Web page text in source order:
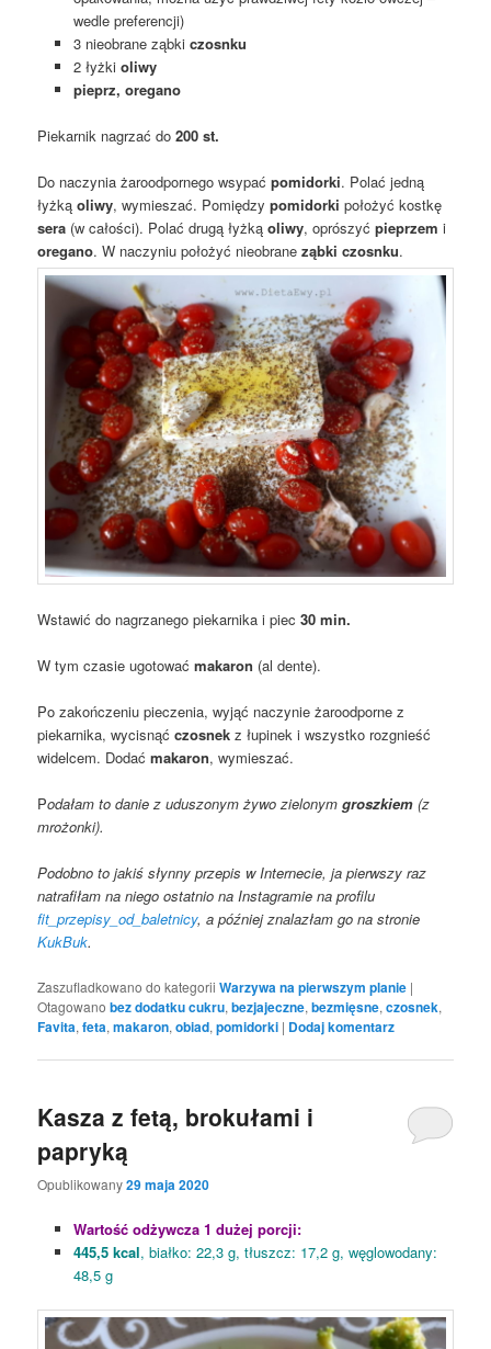
wedle preferencji)
3 nieobrane ząbki czosnku
2 łyżki oliwy
pieprz, oregano
Piekarnik nagrzać do200 st.
Do naczynia żaroodpornego wsypaćpomidorki. Polać jedną
łyżkąoliwy, wymieszać. Pomiędzy pomidorki położyć kostkę
sera (w całości). Polać drugą łyżkąoliwy, oprószyć pieprzem i
oregano. W naczyniu położyć nieobraneząbki czosnku.
Wstawić do nagrzanego piekarnika i piec30 min.
W tym czasie ugotowaćmakaron (al dente).
Po zakończeniu pieczenia, wyjąć naczynie żaroodporne z
piekarnika, wycisnąć czosnek z łupinek i wszystko rozgnieść
widelcem. Dodaćmakaron, wymieszać.
Podałam to danie z uduszonym żywo zielonymgroszkiem (z
mrożonki).
Podobno to jakiś słynny przepis w Internecie, ja pierwszy raz
natrafiłam na niego ostatnio na Instagramie na profilu
fit_przepisy_od_baletnicy, a później znalazłam go na stronie
KukBuk.
Zaszufladkowano do kategorii Warzywa na pierwszym planie |
Otagowano bez dodatku cukru,bezjajeczne,bezmięsne,czosnek,
Favita,feta,makaron,obiad,pomidorki | Dodaj komentarz
Kasza z fetą, brokułami i
papryką
Opublikowany29 maja 2020
Wartość odżywcza 1 dużej porcji:
445,5 kcal, białko: 22,3 g, tłuszcz: 17,2 g, węglowodany:
48,5 g